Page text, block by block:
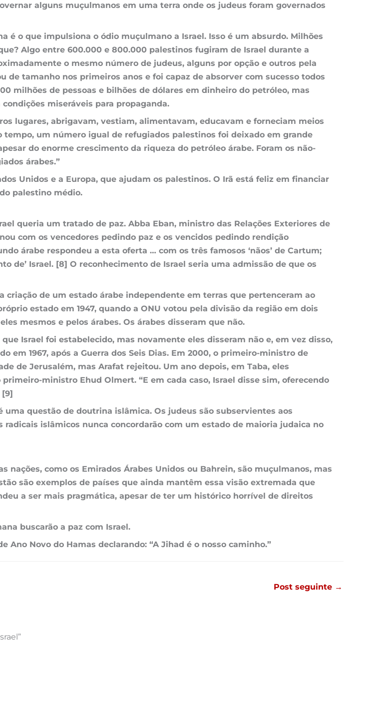
alguns muçulmanos em uma terra onde os judeus foram governados
é o que impulsiona o ódio muçulmano a Israel. Isso é um absurdo. Milhões
Algo entre 600.000 e 800.000 palestinos fugiram de Israel durante a
o mesmo número de judeus, alguns por opção e outros pela
de tamanho nos primeiros anos e foi capaz de absorver com sucesso todos
milhões de pessoas e bilhões de dólares em dinheiro do petróleo, mas
miseráveis ​​para propaganda.
lugares, abrigavam, vestiam, alimentavam, educavam e forneciam meios
tempo, um número igual de refugiados palestinos foi deixado em grande
do enorme crescimento da riqueza do petróleo árabe. Foram os não-
árabes.”
Unidos e a Europa, que ajudam os palestinos. O Irã está feliz em financiar
palestino médio.
queria um tratado de paz. Abba Eban, ministro das Relações Exteriores de
com os vencedores pedindo paz e os vencidos pedindo rendição
árabe respondeu a esta oferta … com os três famosos ‘nãos’ de Cartum;
de’ Israel. [8] O reconhecimento de Israel seria uma admissão de que os
criação de um estado árabe independente em terras que pertenceram ao
estado em 1947, quando a ONU votou pela divisão da região em dois
mesmos e pelos árabes. Os árabes disseram que não.
Israel foi estabelecido, mas novamente eles disseram não e, em vez disso,
em 1967, após a Guerra dos Seis Dias. Em 2000, o primeiro-ministro de
de Jerusalém, mas Arafat rejeitou. Um ano depois, em Taba, eles
ministro Ehud Olmert. “E em cada caso, Israel disse sim, oferecendo
[9]
questão de doutrina islâmica. Os judeus são subservientes aos
radicais islâmicos nunca concordarão com um estado de maioria judaica no
nações, como os Emirados Árabes Unidos ou Bahrein, são muçulmanos, mas
são exemplos de países que ainda mantêm essa visão extremada que
a ser mais pragmática, apesar de ter um histórico horrível de direitos
buscarão a paz com Israel.
Ano Novo do Hamas declarando: “A Jihad é o nosso caminho.”
Post seguinte →